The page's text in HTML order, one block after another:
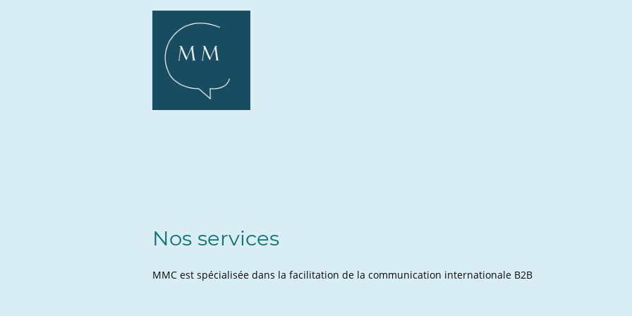
Nos services
MMC est spécialisée dans la facilitation de la communication internationale B2B